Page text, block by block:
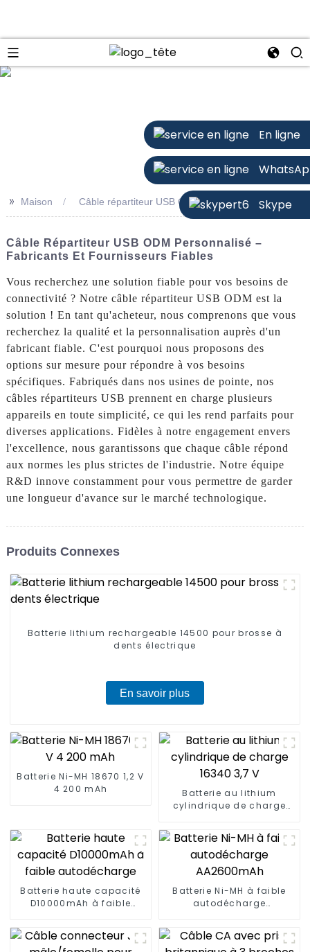
En ligne
Skype
>> Maison Câble répartiteur USB ODM
Câble Répartiteur USB ODM Personnalisé –
Fabricants Et Fournisseurs Fiables
Vous recherchez une solution fiable pour vos besoins de
connectivité ? Notre câble répartiteur USB ODM est la
solution ! En tant qu'acheteur, nous comprenons que vous
recherchez la qualité et la personnalisation auprès d'un
fabricant fiable. C'est pourquoi nous proposons des
options sur mesure pour répondre à vos besoins
spécifiques. Fabriqués dans nos usines de pointe, nos
câbles répartiteurs USB prennent en charge plusieurs
appareils en toute simplicité, ce qui les rend parfaits pour
diverses applications. Fidèles à notre engagement envers
l'excellence, nous garantissons que chaque câble répond
aux normes les plus strictes de l'industrie. Notre équipe
R&D innove constamment pour vous permettre de garder
une longueur d'avance sur le marché technologique.
Produits Connexes
Batterie lithium rechargeable 14500 pour brosse à
dents électrique
En savoir plus
Batterie Ni-MH 18670 1,2 V
4 200 mAh
Batterie au lithium
cylindrique de charge
Batterie haute capacité
D10000mAh à faible
Batterie Ni-MH à faible
autodécharge